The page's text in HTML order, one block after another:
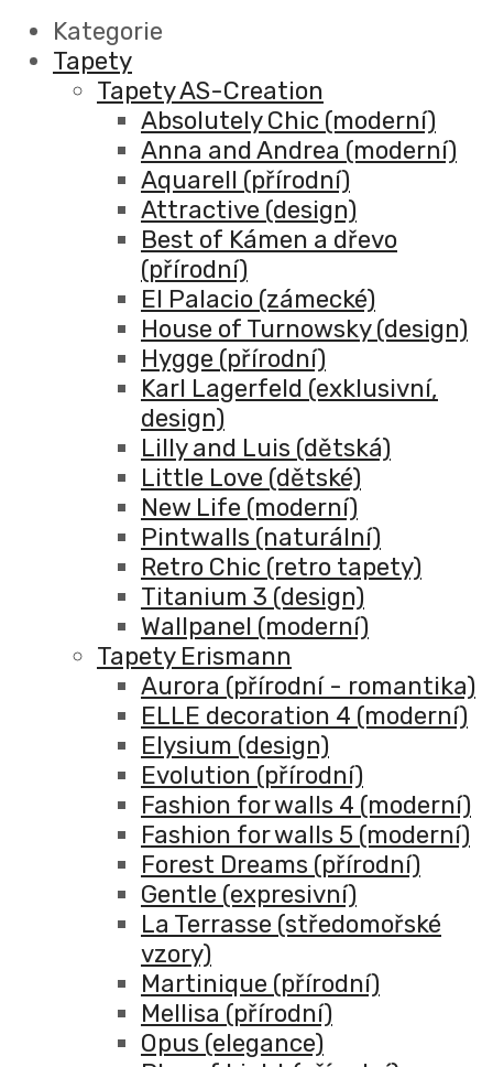
Kategorie
Tapety
Tapety AS-Creation
Absolutely Chic (moderní)
Anna and Andrea (moderní)
Aquarell (přírodní)
Attractive (design)
Best of Kámen a dřevo
(přírodní)
El Palacio (zámecké)
House of Turnowsky (design)
Hygge (přírodní)
Karl Lagerfeld (exklusivní,
design)
Lilly and Luis (dětská)
Little Love (dětské)
New Life (moderní)
Pintwalls (naturální)
Retro Chic (retro tapety)
Titanium 3 (design)
Wallpanel (moderní)
Tapety Erismann
Aurora (přírodní - romantika)
ELLE decoration 4 (moderní)
Elysium (design)
Evolution (přírodní)
Fashion for walls 4 (moderní)
Fashion for walls 5 (moderní)
Forest Dreams (přírodní)
Gentle (expresivní)
La Terrasse (středomořské
vzory)
Martinique (přírodní)
Mellisa (přírodní)
Opus (elegance)